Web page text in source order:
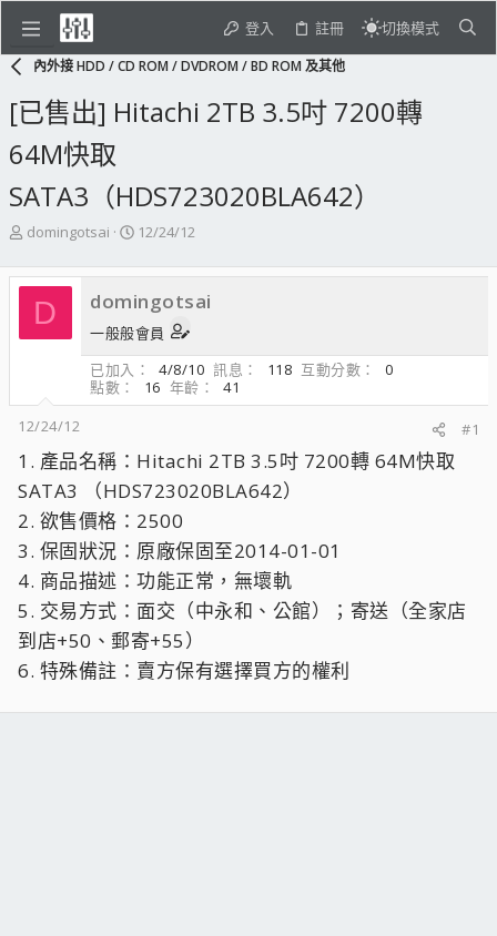
登入 註冊 切換模式
內外接 HDD / CD ROM / DVDROM / BD ROM 及其他
[已售出] Hitachi 2TB 3.5吋 7200轉
64M快取
SATA3（HDS723020BLA642）
主
發
起
人
domingotsai
開
日
期
12/24/12
D domingotsai
一般般會員
已加入
4/8/10 訊息 118 互動分數
0
點數
16 年齡
41
12/24/12
#1
1. 產品名稱：Hitachi 2TB 3.5吋 7200轉 64M快取
SATA3 （HDS723020BLA642）
2. 欲售價格：2500
3. 保固狀況：原廠保固至2014-01-01
4. 商品描述：功能正常，無壞軌
5. 交易方式：面交（中永和、公館）；寄送（全家店
到店+50、郵寄+55）
6. 特殊備註：賣方保有選擇買方的權利